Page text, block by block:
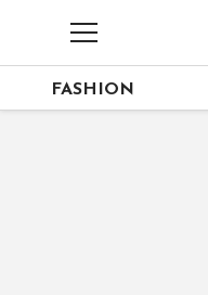
FASHION